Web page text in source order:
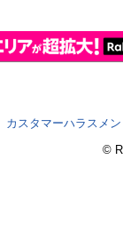
カスタマーハラスメ
©